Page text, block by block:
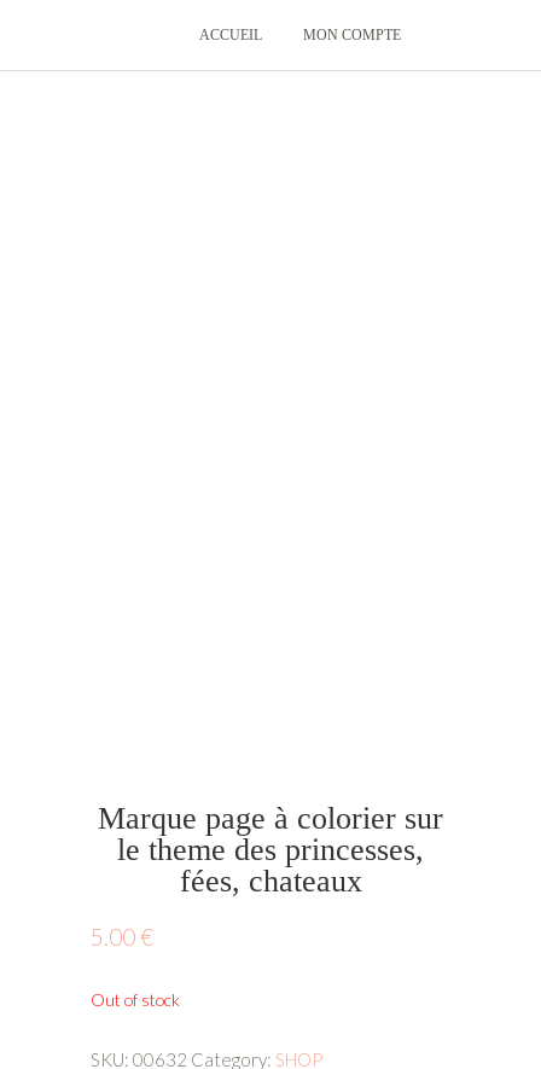
ACCUEIL MON COMPTE
Marque page à colorier sur
le theme des princesses,
fées, chateaux
5.00€
Out of stock
SKU:00632 Category: SHOP